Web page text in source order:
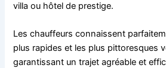
villa ou hôtel de prestige.
Les chauffeurs connaissent
plus rapides et les plus pittoresques
garantissant un trajet agréable et